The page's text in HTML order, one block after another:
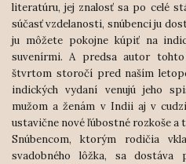
literatúru, jej znalosť sa po celé
súčasť vzdelanosti, snúbenci ju
ju môžete pokojne kúpiť na
suvenírmi. A predsa autor
štvrtom storočí pred naším
indických vydaní venujú jeho
mužom a ženám v Indii aj v
ustavične nové ľúbostné rozkoše a
Snúbencom, ktorým rodičia
svadobného lôžka, sa dostáva